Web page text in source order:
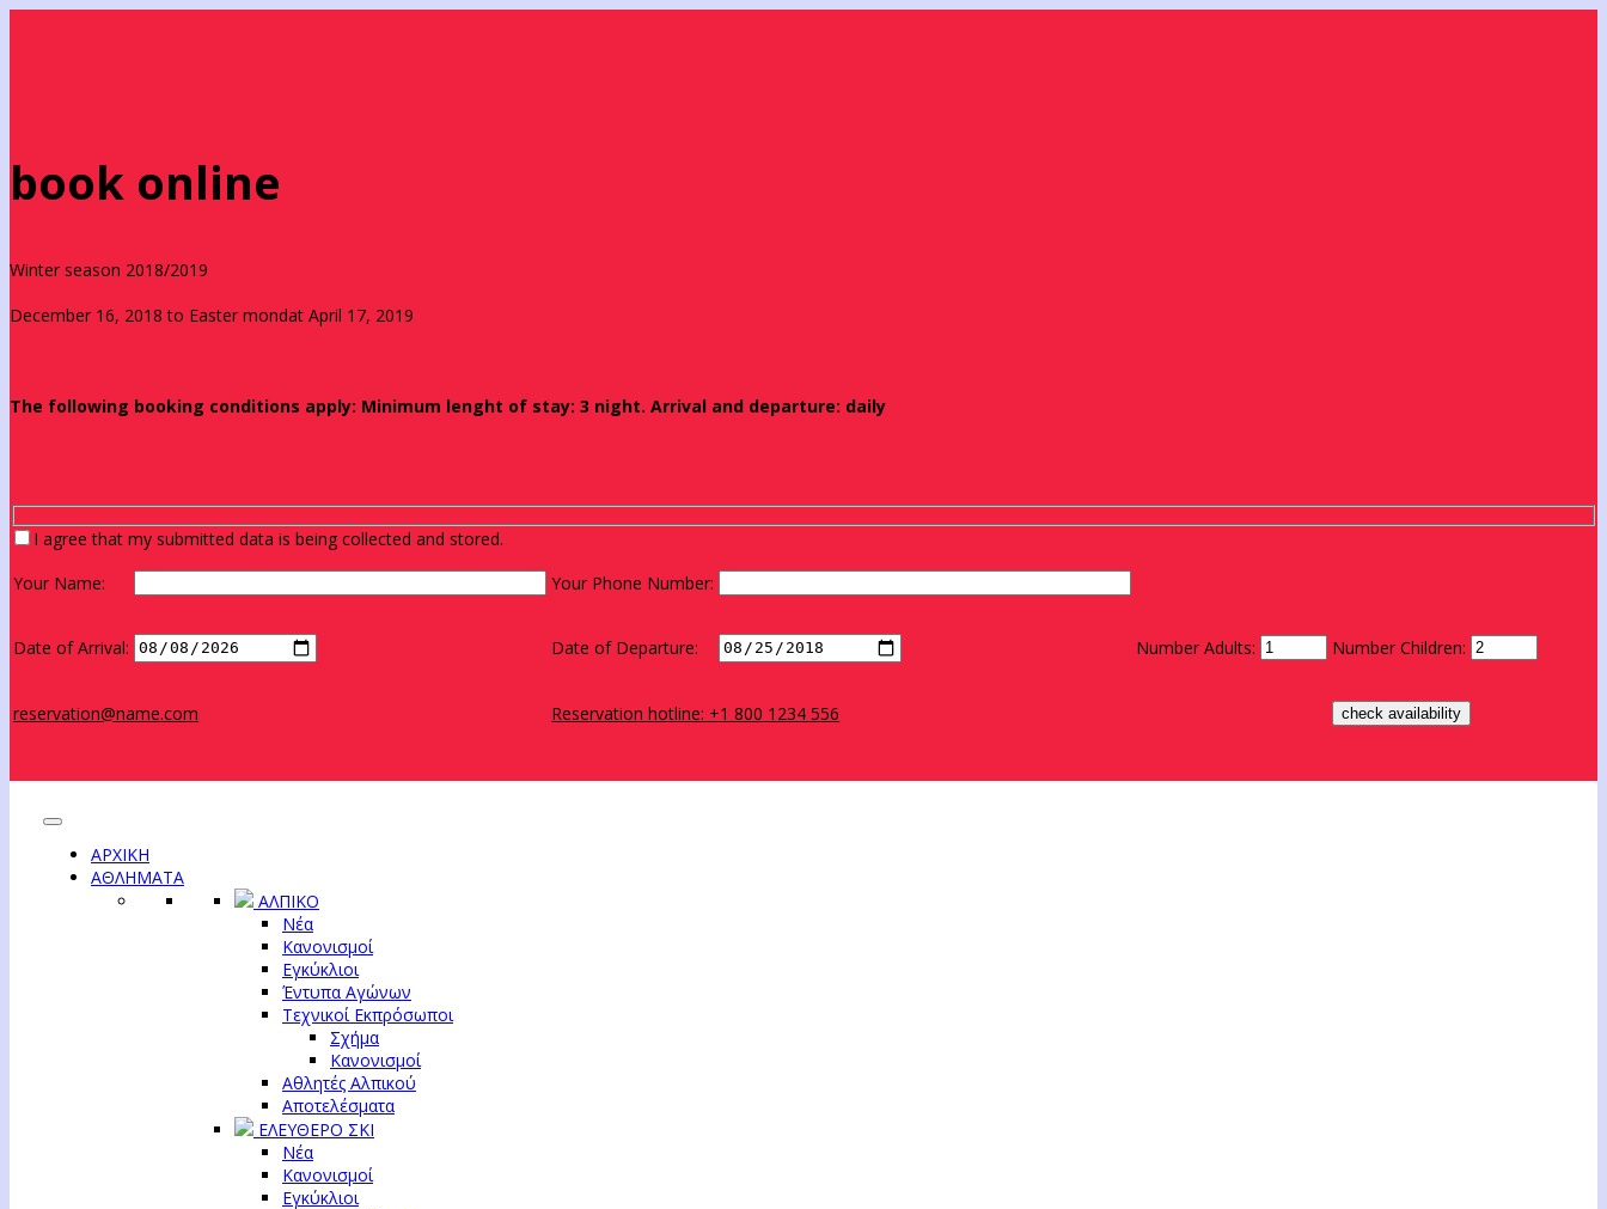
book online
Winter season 2018/2019
December 16, 2018 to Easter mondat April 17, 2019
The following booking conditions apply: Minimum lenght of stay: 3 night. Arrival and departure: daily
I agree that my submitted data is being collected and stored.
Your Name:
Your Phone Number:
Date of Arrival: Date of Departure: Number Adults: Number Children:
reservation@name.com Reservation hotline: +1 800 1234 556
ΑΡΧΙΚΗ
ΑΘΛΗΜΑΤΑ
ΑΛΠΙΚΟ
Νέα
Κανονισμοί
Εγκύκλιοι
Έντυπα Αγώνων
Τεχνικοί Εκπρόσωποι
Σχήμα
Κανονισμοί
Αθλητές Αλπικού
Αποτελέσματα
ΕΛΕΥΘΕΡΟ ΣΚΙ
Νέα
Κανονισμοί
Εγκύκλιοι